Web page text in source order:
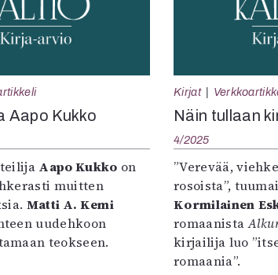
Aapo Kukko
Aapo Kukko on
muitten
Matti A. Kemi
uudehkoon
teokseen.
Kirjat
Näin tullaan
4/2025
”Verevää,
rosoista”,
Kormilainen
romaanista
kirjailija luo
romaania”.